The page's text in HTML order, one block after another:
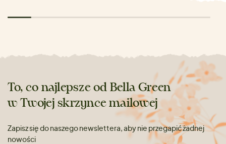
To, co najlepsze od Bella Green
w Twojej skrzynce mailowej
Zapisz się do naszego newslettera, aby nie przegapić żadnej
nowości